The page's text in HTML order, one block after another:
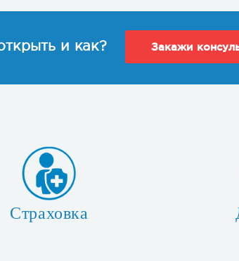
и как? Закажи
Страховка